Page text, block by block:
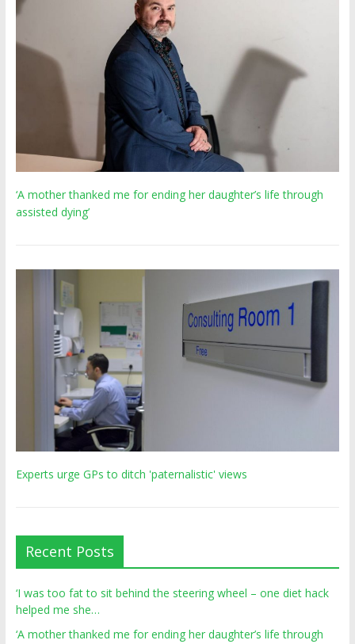
‘A mother thanked me for ending her daughter’s life through
assisted dying’
Experts urge GPs to ditch 'paternalistic' views
Recent Posts
‘I was too fat to sit behind the steering wheel – one diet hack
helped me she…
‘A mother thanked me for ending her daughter’s life through